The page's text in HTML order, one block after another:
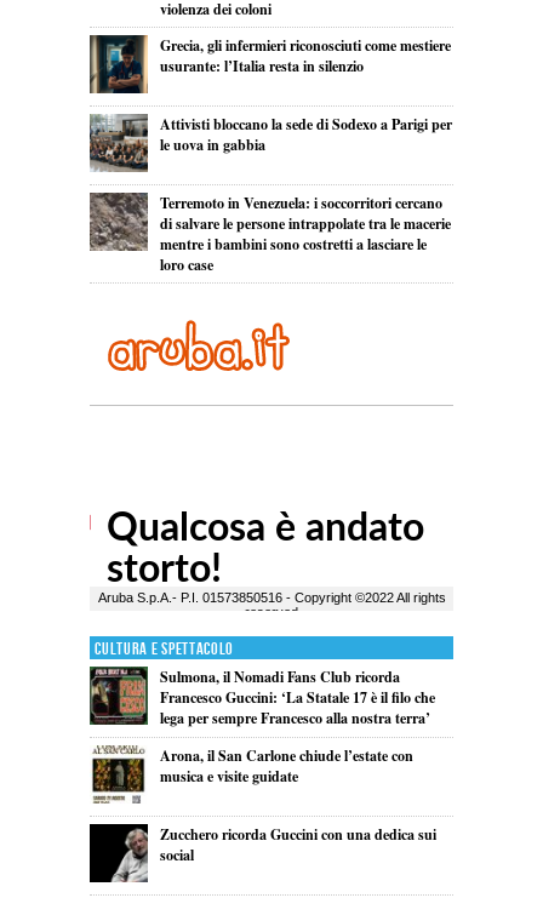
violenza dei coloni
Grecia, gli infermieri riconosciuti come mestiere
usurante: l’Italia resta in silenzio
Attivisti bloccano la sede di Sodexo a Parigi per
le uova in gabbia
Terremoto in Venezuela: i soccorritori cercano
di salvare le persone intrappolate tra le macerie
mentre i bambini sono costretti a lasciare le
loro case
Cultura e Spettacolo
Sulmona, il Nomadi Fans Club ricorda
Francesco Guccini: ‘La Statale 17 è il filo che
lega per sempre Francesco alla nostra terra’
Arona, il San Carlone chiude l’estate con
musica e visite guidate
Zucchero ricorda Guccini con una dedica sui
social